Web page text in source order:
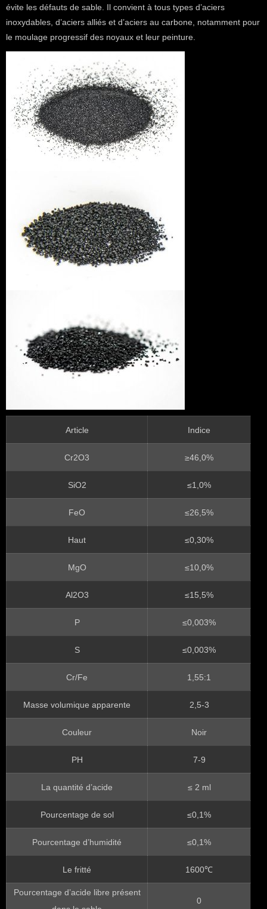
évite les défauts de sable. Il convient à tous types d’aciers
inoxydables, d’aciers alliés et d’aciers au carbone, notamment pour
le moulage progressif des noyaux et leur peinture.
Article Indice
Cr2O3 ≥46,0%
SiO2 ≤1,0%
FeO ≤26,5%
Haut ≤0,30%
MgO ≤10,0%
Al2O3 ≤15,5%
P ≤0,003%
S ≤0,003%
Cr/Fe 1,55:1
Masse volumique apparente 2,5-3
Couleur Noir
PH 7-9
La quantité d’acide ≤ 2 ml
Pourcentage de sol ≤0,1%
Pourcentage d’humidité ≤0,1%
Le fritté 1600℃
Pourcentage d’acide libre présent
0